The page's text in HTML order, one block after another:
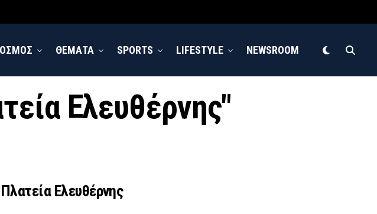
ΘΕΜΑΤΑ SPORTS LIFESTYLE NEWSROOM
Ελευθέρνης"
Ελευθέρνης